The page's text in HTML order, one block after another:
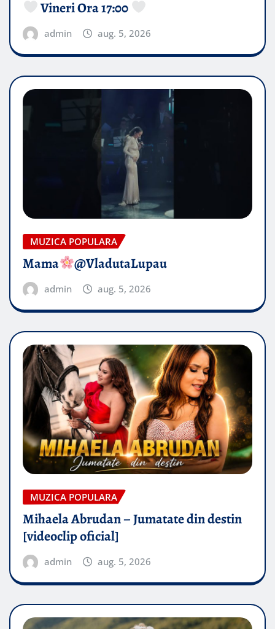
Vineri Ora 17:00
admin aug. 5, 2026
MUZICA POPULARA
Mama @VladutaLupau
admin aug. 5, 2026
MUZICA POPULARA
Mihaela Abrudan – Jumatate din destin
[videoclip oficial]
admin aug. 5, 2026